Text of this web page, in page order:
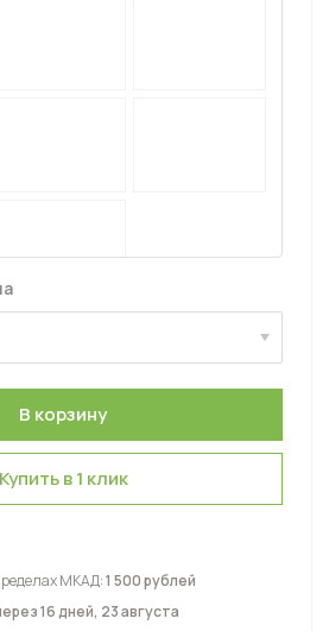
Купить в 1 клик
МКАД:1 500 рублей
16 дней, 23 августа